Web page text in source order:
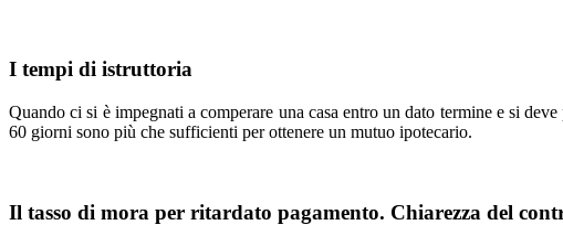
I tempi di istruttoria
Quando ci si è impegnati a comperare una casa entro un dato termine e si
60 giorni sono più che sufficienti per ottenere un mutuo ipotecario.
Il tasso di mora per ritardato pagamento. Chiarezza del